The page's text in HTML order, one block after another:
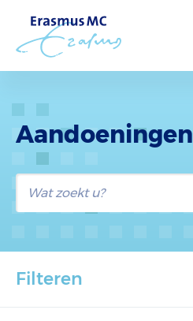
Aandoeningen
Filteren